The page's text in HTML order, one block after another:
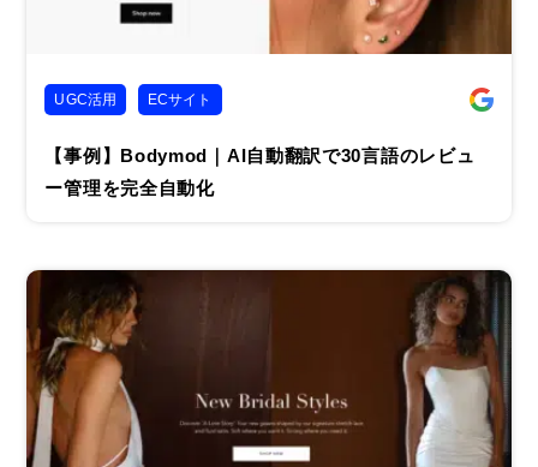
UGC活用 ECサイト
【事例】Bodymod｜AI自動翻訳で30言語のレビュ
ー管理を完全自動化